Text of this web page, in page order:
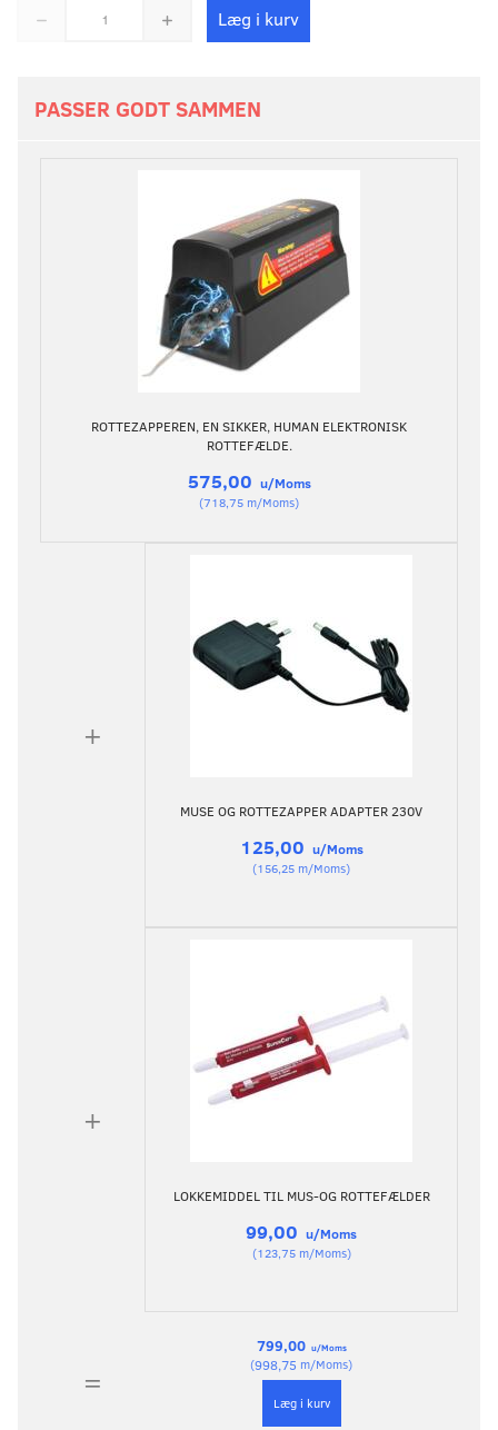
Læg i kurv
PASSER GODT SAMMEN
ROTTEZAPPEREN, EN SIKKER, HUMAN ELEKTRONISK
ROTTEFÆLDE.
575,00 u/Moms
(718,75 m/Moms)
+
MUSE OG ROTTEZAPPER ADAPTER 230V
125,00 u/Moms
(156,25 m/Moms)
+
LOKKEMIDDEL TIL MUS-OG ROTTEFÆLDER
99,00 u/Moms
(123,75m/Moms)
=
799,00 u/Moms
(998,75 m/Moms)
Læg i kurv